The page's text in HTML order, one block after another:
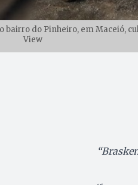
bairro do Pinheiro, em Maceió,
View